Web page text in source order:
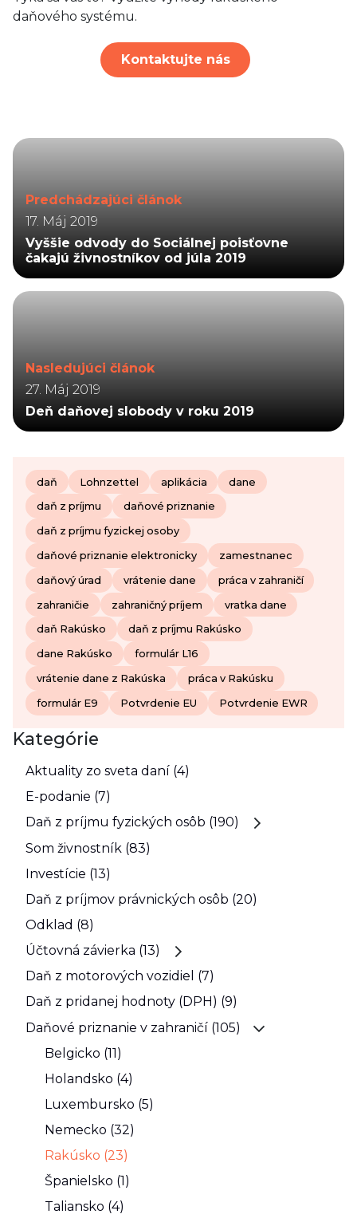
daňového systému.
Kontaktujte nás
Predchádzajúci článok
17. Máj 2019
Vyššie odvody do Sociálnej poisťovne
čakajú živnostníkov od júla 2019
Nasledujúci článok
27. Máj 2019
Deň daňovej slobody v roku 2019
daň Lohnzettel aplikácia dane
daň z príjmu daňové priznanie
daň z príjmu fyzickej osoby
daňové priznanie elektronicky zamestnanec
daňový úrad vrátenie dane práca v zahraničí
zahraničie zahraničný príjem vratka dane
daň Rakúsko daň z príjmu Rakúsko
dane Rakúsko formulár L16
vrátenie dane z Rakúska práca v Rakúsku
formulár E9 Potvrdenie EU Potvrdenie EWR
Kategórie
Aktuality zo sveta daní (4)
E-podanie (7)
Daň z príjmu fyzických osôb (190)
Som živnostník (83)
Investície (13)
Daň z príjmov právnických osôb (20)
Odklad (8)
Účtovná závierka (13)
Daň z motorových vozidiel (7)
Daň z pridanej hodnoty (DPH) (9)
Daňové priznanie v zahraničí (105)
Belgicko (11)
Holandsko (4)
Luxembursko (5)
Nemecko (32)
Rakúsko (23)
Španielsko (1)
Taliansko (4)